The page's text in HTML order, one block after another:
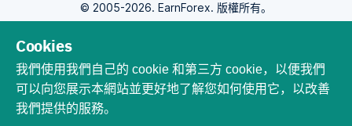
© 2005-2026. EarnForex. 版權所有。
由開發
Cookies
我們使用我們自己的 cookie 和第三方 cookie，以便我們
可以向您展示本網站並更好地了解您如何使用它，以改善
我們提供的服務。